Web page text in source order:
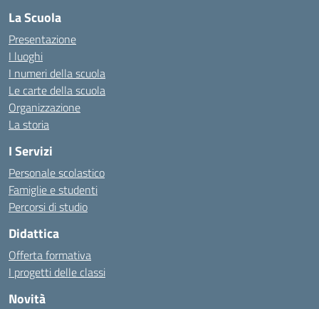
La Scuola
Presentazione
I luoghi
I numeri della scuola
Le carte della scuola
Organizzazione
La storia
I Servizi
Personale scolastico
Famiglie e studenti
Percorsi di studio
Didattica
Offerta formativa
I progetti delle classi
Novità